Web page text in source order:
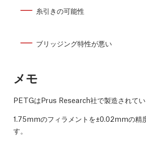
糸引きの可能性
ブリッジング特性が悪い
メモ
PETGはPrus Research社で製造されてい
1.75mmのフィラメントを±0.02mmの精
す。